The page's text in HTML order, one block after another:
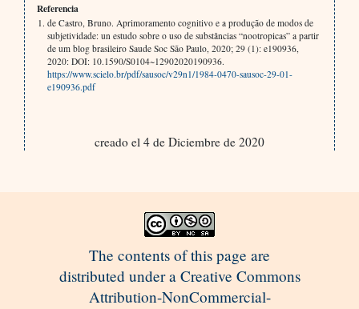
Referencia
de Castro, Bruno. Aprimoramento cognitivo e a produção de modos de
subjetividade: un estudo sobre o uso de substâncias “nootropicas” a partir
de um blog brasileiro Saude Soc São Paulo, 2020; 29 (1): e190936,
2020: DOI: 10.1590/S0104~12902020190936.
https://www.scielo.br/pdf/sausoc/v29n1/1984-0470-sausoc-29-01-
e190936.pdf
creado el 4 de Diciembre de 2020
The contents of this page are
distributed under a Creative Commons
Attribution-NonCommercial-